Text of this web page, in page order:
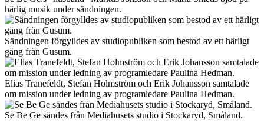
härlig musik under sändningen.
Sändningen förgylldes av studiopubliken som bestod av ett härligt
gäng från Gusum.
Elias Tranefeldt, Stefan Holmström och Erik Johansson samtalade
om mission under ledning av programledare Paulina Hedman.
Se Be Ge sändes från Mediahusets studio i Stockaryd, Småland.